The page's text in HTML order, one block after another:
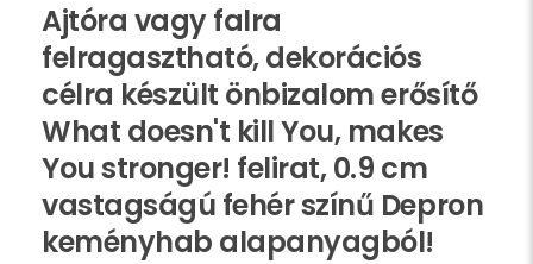
Ajtóra vagy falra
felragasztható, dekorációs
célra készült önbizalom erősítő
What doesn't kill You, makes
You stronger! felirat, 0.9 cm
vastagságú fehér színű Depron
keményhab alapanyagból!